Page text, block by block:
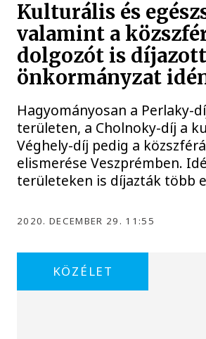
Kulturális és
valamint a
dolgozót is
önkormányzat
Hagyományosan a Perlaky-
területen, a Cholnoky-díj a
Véghely-díj pedig a
elismerése Veszprémben.
területeken is díjazták több
2020. DECEMBER 29. 11:55
KÖZÉLET